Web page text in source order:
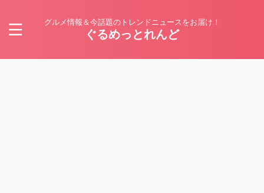
グルメ情報＆今話題のトレンドニュースをお届け！
ぐるめっとれんど